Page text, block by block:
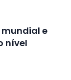
e
nível